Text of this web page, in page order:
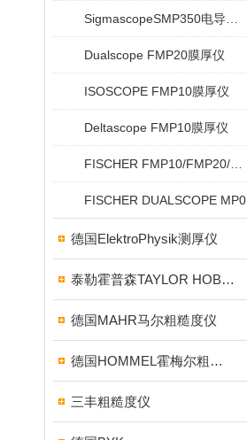
Dualscope FMP20膜厚仪
ISOSCOPE FMP10膜厚仪
Deltascope FMP10膜厚仪
FISCHER DUALSCOPE MP0
德国ElektroPhysik测厚仪
泰勒霍普森TAYLOR HOBSON粗糙度仪
德国MAHR马尔粗糙度仪
德国HOMMEL霍梅尔粗糙度仪
三丰粗糙度仪